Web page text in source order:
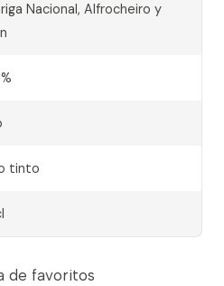
Nacional, Alfrocheiro y
tinto
de favoritos